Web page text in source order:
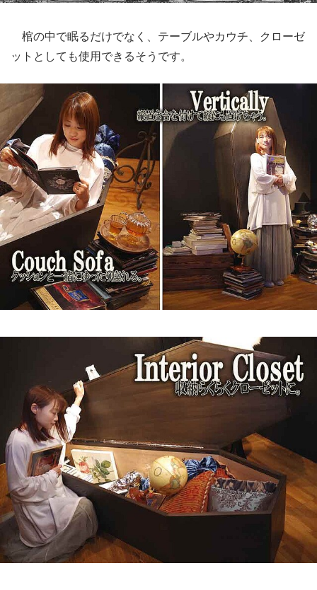
棺の中で眠るだけでなく、テーブルやカウチ、クローゼ
ットとしても使用できるそうです。